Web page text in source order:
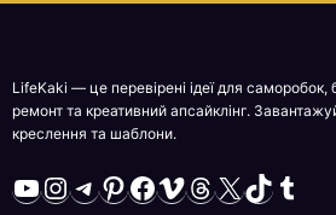
LifeKaki — це перевірені ідеї для
ремонт та креативний апсайклінг.
креслення та шаблони.
YouTube
Instagram
Telegram
Pinterest
Facebook
Vimeo
Threads
X TikTok